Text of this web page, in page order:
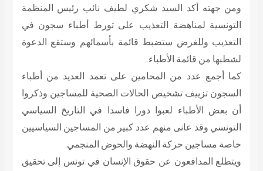
ومن جهته أكد السيد شكري لطيف نائب رئيس المنظمة
التونسية لمناهضة التعذيب على تورط أطباء سجون في
التعذيب وللغرض ستضبط قائمة بأسمائهم وستقع الدعوة
لشطبها من قائمة الأطباء..
كما أجمع عدد من المحامين على تعمد العديد من أطباء
السجون تزييف تشخيص الحالات الصحية للمساجين وذكروا
أن بعض الأطباء لعبوا دورا فاسدا في التاريخ السياسي
التونسي وقد عانى منهم عدد كبير من المساجين السياسيين
خاصة مساجين حركة النهضة والحوض المنجمي.
ويتطلع المدافعون عن حقوق الإنسان في تونس إلى تحقيق